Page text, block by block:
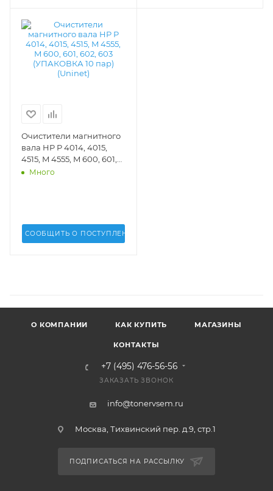
Очистители магнитного
вала HP P 4014, 4015,
4515, M 4555, M 600, 601,
602, 603 (УПАКОВКА 10
Много
СООБЩИТЬ О ПОСТУПЛЕНИИ
О КОМПАНИИ КАК КУПИТЬ МАГАЗИНЫ
КОНТАКТЫ
+7 (495) 476-56-56
ЗАКАЗАТЬ ЗВОНОК
info@tonervsem.ru
Москва, Тихвинский пер. д.9, стр.1
ПОДПИСАТЬСЯ НА РАССЫЛКУ